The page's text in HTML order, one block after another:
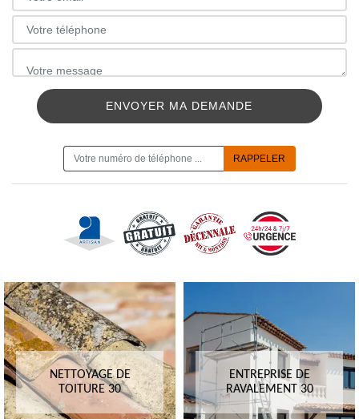
NETTOYAGE DE
TOITURE 30
ENTREPRISE DE
RAVALEMENT 30